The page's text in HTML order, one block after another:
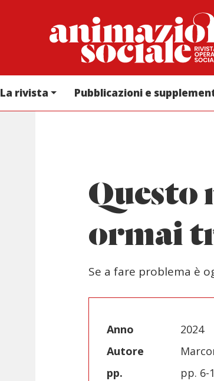
La rivista Pubblicazioni e
Questo
ormai
Se a fare problema è
Anno
2024
Autore
pp.
pp. 6-